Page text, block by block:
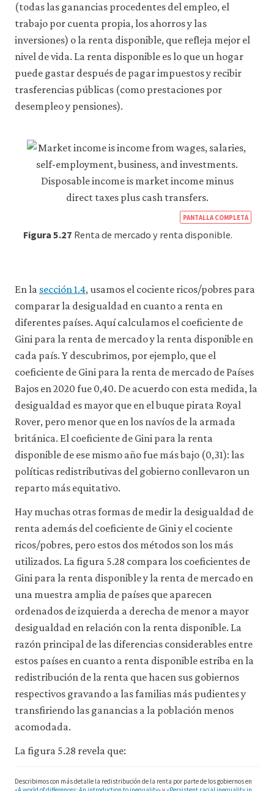
(todas las ganancias procedentes del empleo, el
trabajo por cuenta propia, los ahorros y las
inversiones) o la renta disponible, que refleja mejor el
nivel de vida. La renta disponible es lo que un hogar
puede gastar después de pagar impuestos y recibir
trasferencias públicas (como prestaciones por
desempleo y pensiones).
PANTALLA COMPLETA
Figura 5.27 Renta de mercado y renta disponible.
En la sección 1.4, usamos el cociente ricos/pobres para
comparar la desigualdad en cuanto a renta en
diferentes países. Aquí calculamos el coeficiente de
Gini para la renta de mercado y la renta disponible en
cada país. Y descubrimos, por ejemplo, que el
coeficiente de Gini para la renta de mercado de Países
Bajos en 2020 fue 0,40. De acuerdo con esta medida, la
desigualdad es mayor que en el buque pirata Royal
Rover, pero menor que en los navíos de la armada
británica. El coeficiente de Gini para la renta
disponible de ese mismo año fue más bajo (0,31): las
políticas redistributivas del gobierno conllevaron un
reparto más equitativo.
Hay muchas otras formas de medir la desigualdad de
renta además del coeficiente de Gini y el cociente
ricos/pobres, pero estos dos métodos son los más
utilizados. La figura 5.28 compara los coeficientes de
Gini para la renta disponible y la renta de mercado en
una muestra amplia de países que aparecen
ordenados de izquierda a derecha de menor a mayor
desigualdad en relación con la renta disponible. La
razón principal de las diferencias considerables entre
estos países en cuanto a renta disponible estriba en la
redistribución de la renta que hacen sus gobiernos
respectivos gravando a las familias más pudientes y
transfiriendo las ganancias a la población menos
acomodada.
La figura 5.28 revela que:
Describimos con más detalle la redistribución de la renta por parte de los gobiernos en